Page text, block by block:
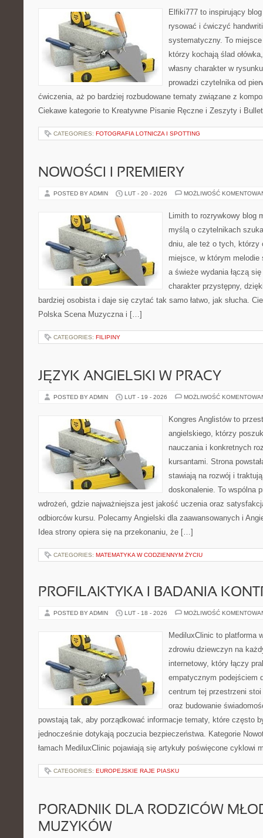
Elfiki777 to inspirujący
rysować i ćwiczyć
systematyczny. To
którzy kochają ślad
własny charakter w
prowadzi czytelnika od
ćwiczenia, aż po bardziej rozbudowane tematy związane z
Ciekawe kategorie to Kreatywne Pisanie Ręczne i Zeszyty i
CATEGORIES: FOTOGRAFIA LOTNICZA I SPOTTING
NOWOŚCI I PREMIERY
POSTED BY ADMIN LUT - 20 - 2026 MOŻLIWOŚĆ
Limith to rozrywkowy blog
myślą o czytelnikach
dniu, ale też o tych, którzy
miejsce, w którym
a świeże wydania łączą
charakter przystępny,
bardziej osobista i daje się czytać tak samo łatwo, jak słucha.
Polska Scena Muzyczna i […]
CATEGORIES: FILIPINY
JĘZYK ANGIELSKI W PRACY
POSTED BY ADMIN LUT - 19 - 2026 MOŻLIWOŚĆ
Kongres Anglistów to
angielskiego, którzy
nauczania i konkretnych
kursantami. Strona
stawiają na rozwój i
doskonalenie. To wspólna
wdrożeń, gdzie najważniejsza jest jakość uczenia oraz
odbiorców kursu. Polecamy Angielski dla zaawansowanych i
Idea strony opiera się na przekonaniu, że […]
CATEGORIES: MATEMATYKA W CODZIENNYM ŻYCIU
PROFILAKTYKA I BADANIA
POSTED BY ADMIN LUT - 18 - 2026 MOŻLIWOŚĆ
MediluxClinic to platforma
zdrowiu dziewczyn na
internetowy, który łączy
empatycznym podejściem
centrum tej przestrzeni
oraz budowanie
powstają tak, aby porządkować informacje tematy, które często
jednocześnie dotykają poczucia bezpieczeństwa. Kategorie
łamach MediluxClinic pojawiają się artykuły poświęcone cyklowi
CATEGORIES: EUROPEJSKIE RAJE PIASKU
PORADNIK DLA RODZICÓW
MUZYKÓW